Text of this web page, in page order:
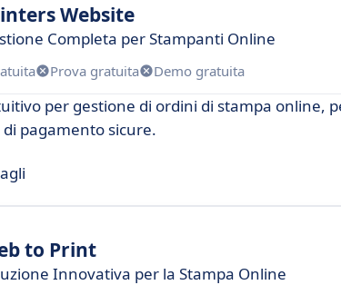
Website
Completa per Stampanti Online
Prova gratuita Demo gratuita
per gestione di ordini di stampa online,
pagamento sicure.
to Print
Innovativa per la Stampa Online